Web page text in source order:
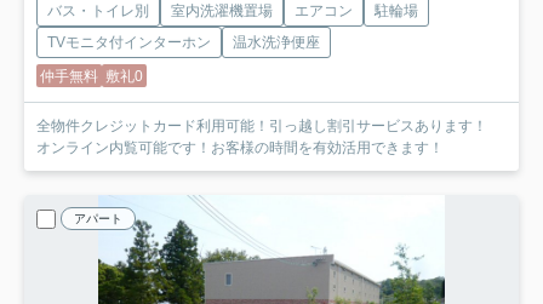
バス・トイレ別 室内洗濯機置場 エアコン
駐輪場
TVモニタ付インターホン
温水洗浄便座
仲手無料 敷礼0
全物件クレジットカード利用可能！引っ越し割引サービスあります！
オンライン内覧可能です！お客様の時間を有効活用できます！
アパート